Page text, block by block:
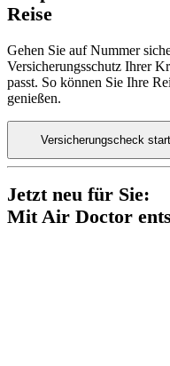
Reise
Gehen Sie auf Nummer
Versicherungsschutz Ihrer
passt. So können Sie Ihre
genießen.
Versicherungscheck
Jetzt neu für Sie:
Mit Air Doctor